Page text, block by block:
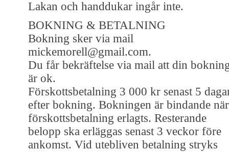
Lakan och handdukar ingår inte.
BOKNING & BETALNING
Bokning sker via mail
mickemorell@gmail.com.
Du får bekräftelse via mail att din
är ok.
Förskottsbetalning 3 000 kr senast 5
efter bokning. Bokningen är bindande när
förskottsbetalning erlagts. Resterande
belopp ska erläggas senast 3 veckor före
ankomst. Vid utebliven betalning stryks